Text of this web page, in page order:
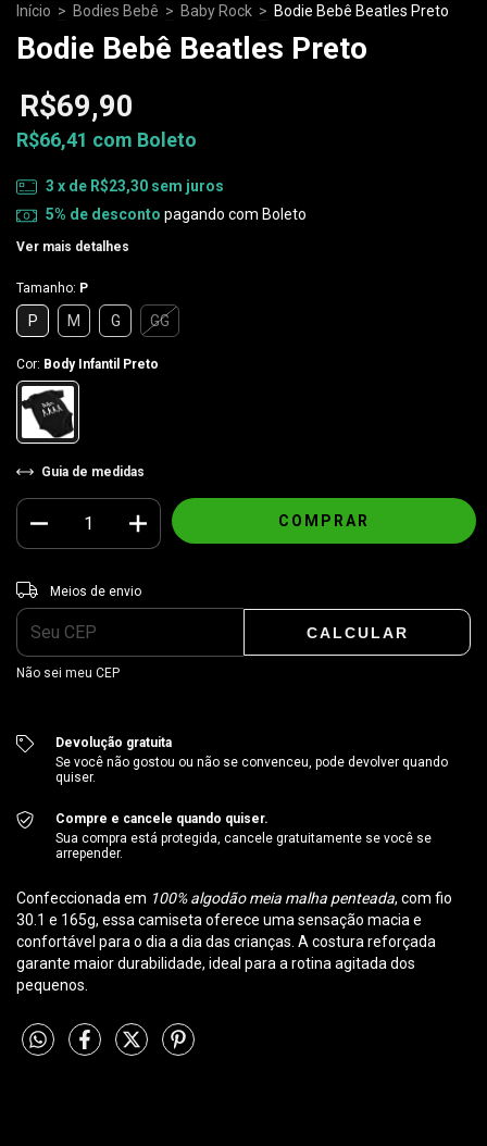
Início > Bodies Bebê > Baby Rock > Bodie Bebê Beatles Preto
Bodie Bebê Beatles Preto
R$69,90
R$66,41 com Boleto
3 x de R$23,30 sem juros
5% de desconto pagando com Boleto
Ver mais detalhes
Tamanho: P
P M G GG
Cor: Body Infantil Preto
Guia de medidas
Entregas para o CEP:
Meios de envio
CALCULAR
Não sei meu CEP
Devolução gratuita
Se você não gostou ou não se convenceu, pode devolver quando
quiser.
Compre e cancele quando quiser.
Sua compra está protegida, cancele gratuitamente se você se
arrepender.
Confeccionada em 100% algodão meia malha penteada, com fio
30.1 e 165g, essa camiseta oferece uma sensação macia e
confortável para o dia a dia das crianças. A costura reforçada
garante maior durabilidade, ideal para a rotina agitada dos
pequenos.